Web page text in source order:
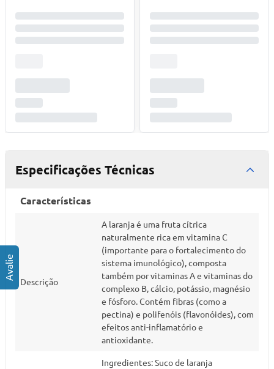
Especificações Técnicas
Características
Descrição
A laranja é uma fruta cítrica
naturalmente rica em vitamina C
(importante para o fortalecimento do
sistema imunológico), composta
também por vitaminas A e vitaminas do
complexo B, cálcio, potássio, magnésio
e fósforo. Contém fibras (como a
pectina) e polifenóis (flavonóides), com
efeitos anti-inflamatório e
antioxidante.
Ingredientes: Suco de laranja